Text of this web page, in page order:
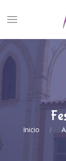
Inicio